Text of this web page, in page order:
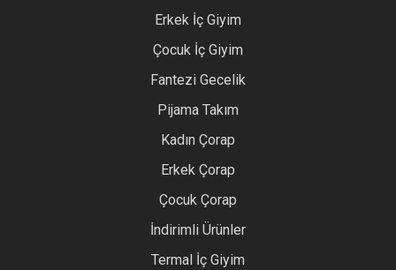
Erkek İç Giyim
Çocuk İç Giyim
Fantezi Gecelik
Pijama Takım
Kadın Çorap
Erkek Çorap
Çocuk Çorap
İndirimli Ürünler
Termal İç Giyim